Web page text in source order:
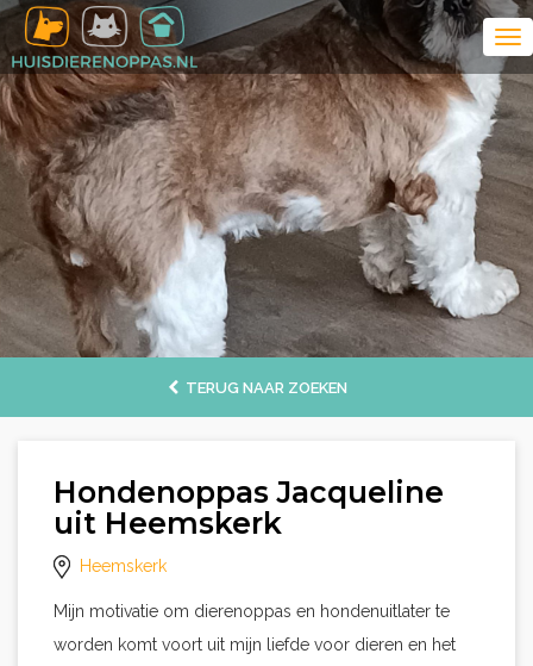
TERUG NAAR ZOEKEN
Hondenoppas Jacqueline
uit Heemskerk
Heemskerk
Mijn motivatie om dierenoppas en hondenuitlater te
worden komt voort uit mijn liefde voor dieren en het